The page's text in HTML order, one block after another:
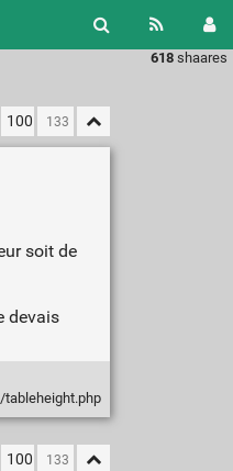
618 shaares
100
soit de
devais
100